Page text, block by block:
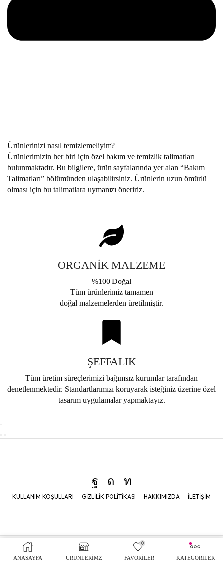
Ürünlerinizi nasıl temizlemeliyim?
Ürünlerimizin her biri için özel bakım ve temizlik talimatları
bulunmaktadır. Bu bilgilere, ürün sayfalarında yer alan “Bakım
Talimatları” bölümünden ulaşabilirsiniz. Ürünlerin uzun ömürlü
olması için bu talimatlara uymanızı öneririz.
ORGANİK MALZEME
%100 Doğal
Tüm ürünlerimiz tamamen
doğal malzemelerden üretilmiştir.
ŞEFFALIK
Tüm üretim süreçlerimizi bağımsız kurumlar tarafından
denetlenmektedir. Standartlarımızı koruyarak isteğiniz üzerine özel
tasarım uygulamalar yapmaktayız.
ANASAYFA ÜRÜNLERİMZ
0
FAVORİLER KATEGORİLER
KULLANIM KOŞULLARI GIZLILIK POLITIKASI HAKKIMIZDA İLETIŞIM
Bon Chic Baby –
Tüm Hakları Saklıdır.
Web Geliştirme –
Burak Dizdar